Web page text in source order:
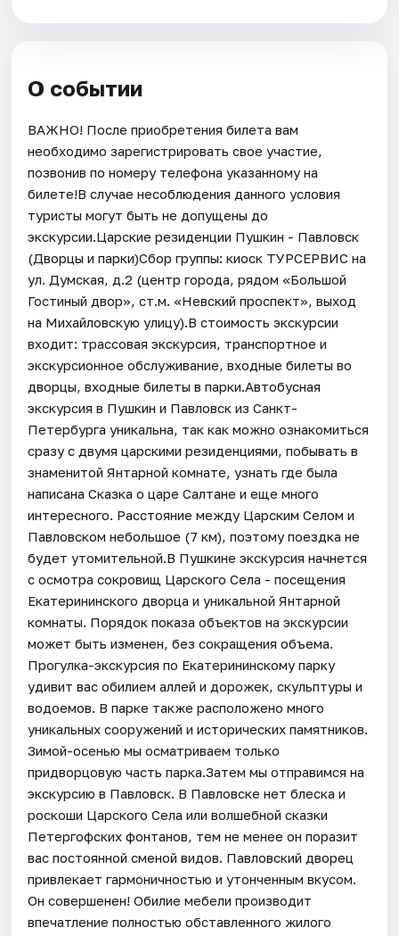
О событии
ВАЖНО! После приобретения билета вам
необходимо зарегистрировать свое участие,
позвонив по номеру телефона указанному на
билете!В случае несоблюдения данного условия
туристы могут быть не допущены до
экскурсии.Царские резиденции Пушкин - Павловск
(Дворцы и парки)Сбор группы: киоск ТУРСЕРВИС на
ул. Думская, д.2 (центр города, рядом «Большой
Гостиный двор», ст.м. «Невский проспект», выход
на Михайловскую улицу).В стоимость экскурсии
входит: трассовая экскурсия, транспортное и
экскурсионное обслуживание, входные билеты во
дворцы, входные билеты в парки.Автобусная
экскурсия в Пушкин и Павловск из Санкт-
Петербурга уникальна, так как можно ознакомиться
сразу с двумя царскими резиденциями, побывать в
знаменитой Янтарной комнате, узнать где была
написана Сказка о царе Салтане и еще много
интересного. Расстояние между Царским Селом и
Павловском небольшое (7 км), поэтому поездка не
будет утомительной.В Пушкине экскурсия начнется
с осмотра сокровищ Царского Села - посещения
Екатерининского дворца и уникальной Янтарной
комнаты. Порядок показа объектов на экскурсии
может быть изменен, без сокращения объема.
Прогулка-экскурсия по Екатерининскому парку
удивит вас обилием аллей и дорожек, скульптуры и
водоемов. В парке также расположено много
уникальных сооружений и исторических памятников.
Зимой-осенью мы осматриваем только
придворцовую часть парка.Затем мы отправимся на
экскурсию в Павловск. В Павловске нет блеска и
роскоши Царского Села или волшебной сказки
Петергофских фонтанов, тем не менее он поразит
вас постоянной сменой видов. Павловский дворец
привлекает гармоничностью и утонченным вкусом.
Он совершенен! Обилие мебели производит
впечатление полностью обставленного жилого